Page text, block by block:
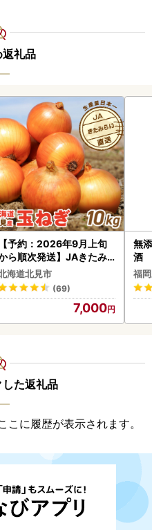
返礼品
【予約：2026年9月上旬
ら順次発送】JAきたみ
い産 玉ねぎ Lサイズ 10k
( タマネギ たまねぎ 野菜
210-0003-2026】
海道北見市
(69)
7,000
無
酒
福
た返礼品
に履歴が表示されます。